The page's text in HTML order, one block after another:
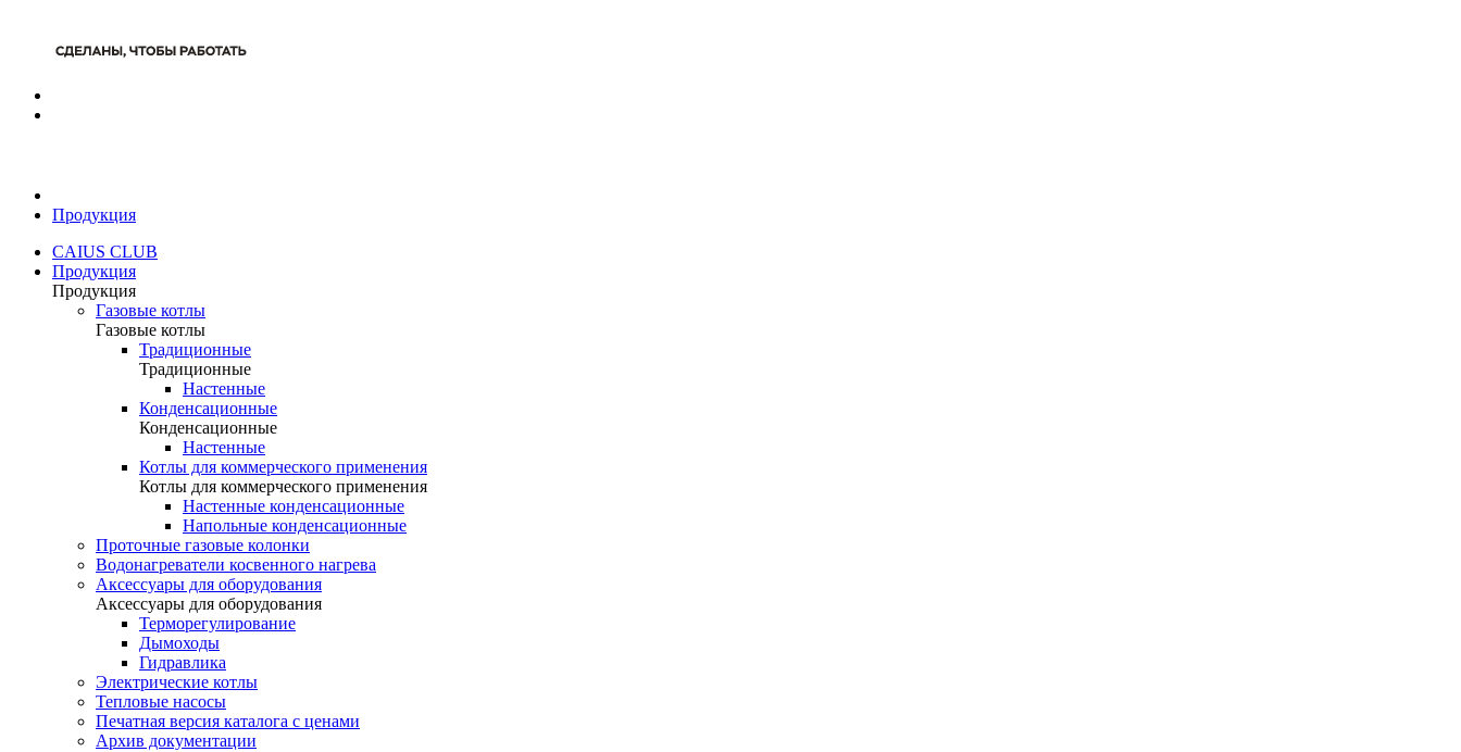
Продукция
CAIUS CLUB
Продукция
Продукция
Газовые котлы
Газовые котлы
Традиционные
Традиционные
Настенные
Конденсационные
Конденсационные
Настенные
Котлы для коммерческого применения
Котлы для коммерческого применения
Настенные конденсационные
Напольные конденсационные
Проточные газовые колонки
Водонагреватели косвенного нагрева
Аксессуары для оборудования
Аксессуары для оборудования
Терморегулирование
Дымоходы
Гидравлика
Электрические котлы
Тепловые насосы
Печатная версия каталога с ценами
Архив документации